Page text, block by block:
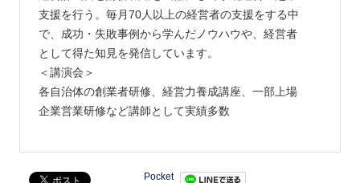
支援を行う。毎月70人以上の経営者の支援をする中
で、成功・失敗事例から学んだノウハウや、経営者
として得た知見を発信しています。
＜講演会＞
各自治体の創業者研修、経営力養成講座、一部上場
企業営業研修など講師として実績多数
Pocket